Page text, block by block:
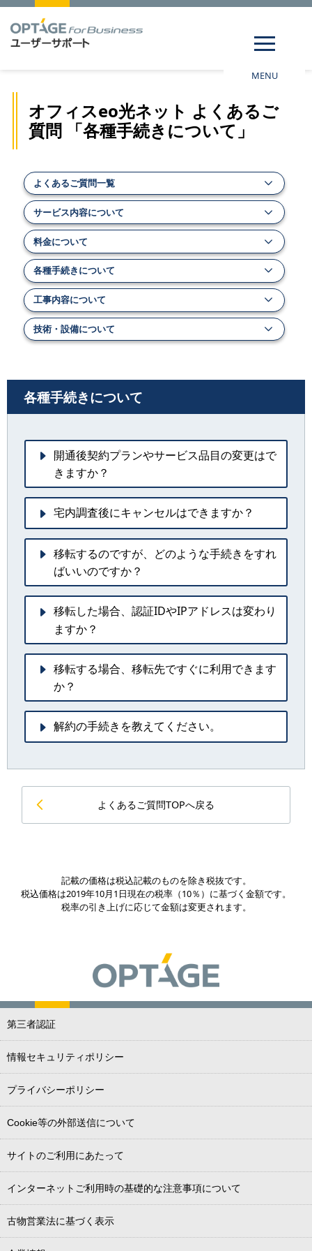
MENU
オフィスeo光ネット よくあるご
質問 「各種手続きについて」
よくあるご質問一覧
サービス内容について
料金について
各種手続きについて
工事内容について
技術・設備について
各種手続きについて
開通後契約プランやサービス品目の変更はで
きますか？
宅内調査後にキャンセルはできますか？
移転するのですが、どのような手続きをすれ
ばいいのですか？
移転した場合、認証IDやIPアドレスは変わり
ますか？
移転する場合、移転先ですぐに利用できます
か？
解約の手続きを教えてください。
よくあるご質問TOPへ戻る
記載の価格は税込記載のものを除き税抜です。
税込価格は2019年10月1日現在の税率（10％）に基づく金額です。
税率の引き上げに応じて金額は変更されます。
第三者認証
情報セキュリティポリシー
プライバシーポリシー
Cookie等の外部送信について
サイトのご利用にあたって
インターネットご利用時の基礎的な注意事項について
古物営業法に基づく表示